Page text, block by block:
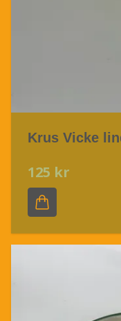
Krus Vicke
125 kr